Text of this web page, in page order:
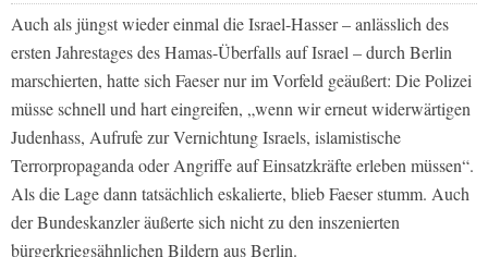
Auch als jüngst wieder einmal die Israel-Hasser – anlässlich des
ersten Jahrestages des Hamas-Überfalls auf Israel – durch Berlin
marschierten, hatte sich Faeser nur im Vorfeld geäußert: Die Polizei
müsse schnell und hart eingreifen, „wenn wir erneut widerwärtigen
Judenhass, Aufrufe zur Vernichtung Israels, islamistische
Terrorpropaganda oder Angriffe auf Einsatzkräfte erleben müssen“.
Als die Lage dann tatsächlich eskalierte, blieb Faeser stumm. Auch
der Bundeskanzler äußerte sich nicht zu den inszenierten
bürgerkriegsähnlichen Bildern aus Berlin.